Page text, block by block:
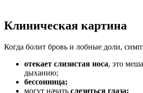
Клиническая картина
Когда болит бровь и лобные доли,
отекает слизистая носа, это
дыханию;
бессонница;
могут начать слезиться глаза;